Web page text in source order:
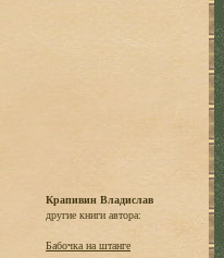
Крапивин Владислав
другие книги автора:
Бабочка на штанге